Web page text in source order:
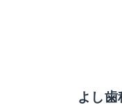
よし